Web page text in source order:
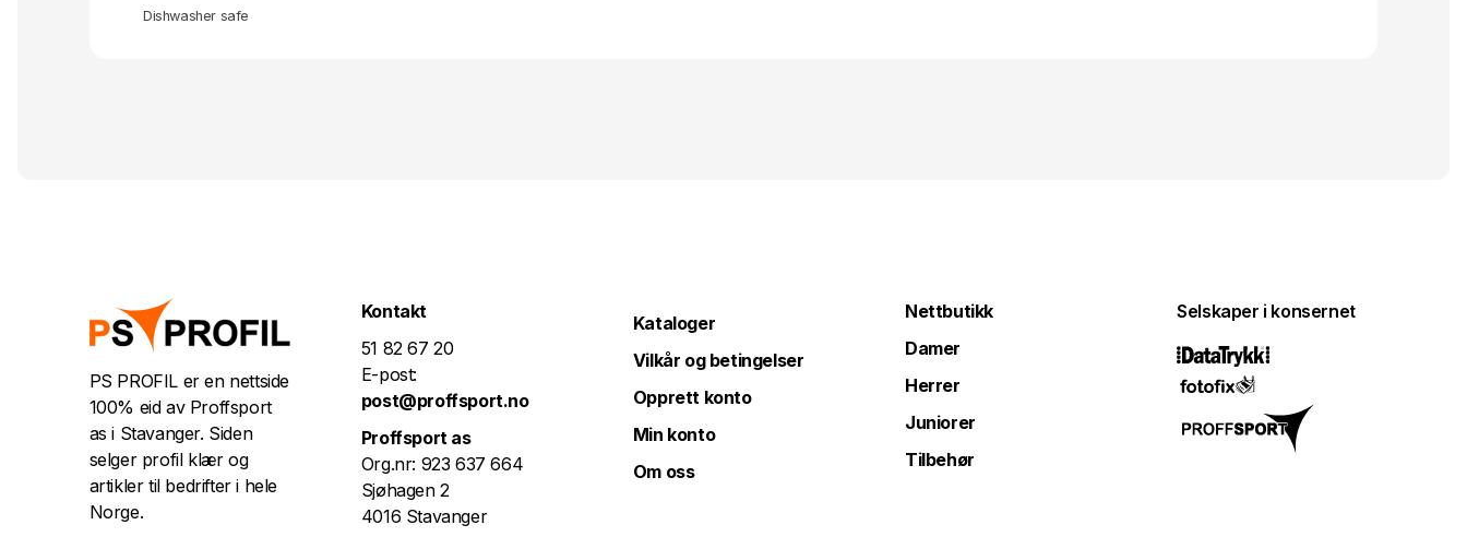
Dishwasher safe
PS PROFIL er en nettside
100% eid av Proffsport
as i Stavanger. Siden
selger profil klær og
artikler til bedrifter i hele
Norge.
Kontakt
51 82 67 20
E-post:
post@proffsport.no
Proffsport as
Org.nr: 923 637 664
Sjøhagen 2
4016 Stavanger
Kataloger
Vilkår og betingelser
Opprett konto
Min konto
Om oss
Nettbutikk
Damer
Herrer
Juniorer
Tilbehør
Selskaper i konsernet